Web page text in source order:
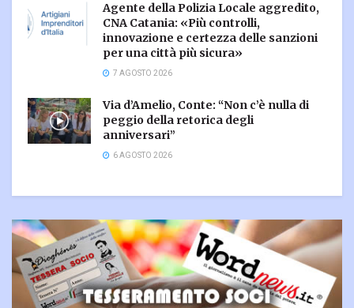
Agente della Polizia Locale aggredito,
CNA Catania: «Più controlli,
innovazione e certezza delle sanzioni
per una città più sicura»
7 AGOSTO 2026
Via d’Amelio, Conte: “Non c’è nulla di
peggio della retorica degli
anniversari”
6 AGOSTO 2026